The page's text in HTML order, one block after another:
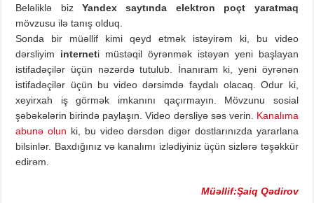
Beləliklə bizYandex saytında elektron poçt yaratmaq
mövzusu ilə tanış olduq.
Sonda bir müəllif kimi qeyd etmək istəyirəm ki, bu video
dərsliyim interneti müstəqil öyrənmək istəyən yeni başlayan
istifadəçilər üçün nəzərdə tutulub. İnanıram ki, yeni öyrənən
istifadəçilər üçün bu video dərsimdə faydalı olacaq. Odur ki,
xeyirxah iş görmək imkanını qaçırmayın. Mövzunu sosial
şəbəkələrin birində paylaşın. Video dərsliyə səs verin. Kanalıma
abunə olun ki, bu video dərsdən digər dostlarınızda yararlana
bilsinlər. Baxdığınız və kanalımı izlədiyiniz üçün sizlərə təşəkkür
edirəm.
Müəllif:Şaiq Qədirov